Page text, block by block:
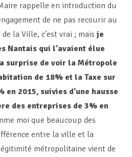
rappelle en introduction du
de ne pas recourir au
de la Ville, c’est vrai ; maisje
Nantais qui l’avaient élue
surprise de voir la Métropole
de 18% et la Taxe sur
2015, suivies d’une hausse
des entreprises de 3% en
moi que beaucoup des
entre la ville et la
métropolitaine vient de